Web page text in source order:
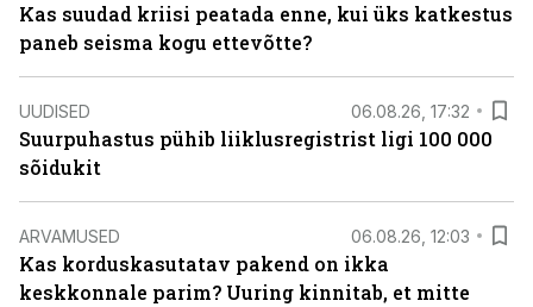
Kas suudad kriisi peatada enne, kui üks katkestus
paneb seisma kogu ettevõtte?
UUDISED 06.08.26, 17:32
Suurpuhastus pühib liiklusregistrist ligi 100 000
sõidukit
ARVAMUSED 06.08.26, 12:03
Kas korduskasutatav pakend on ikka
keskkonnale parim? Uuring kinnitab, et mitte